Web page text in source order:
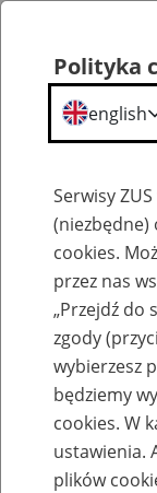
Szkolenia
Zaproś
Polityka
english
Serwisy
(niezbędne)
cookies.
przez nas
„Przejdź do
zgody
wybierzesz
będziemy
cookies. W
ustawienia.
plików